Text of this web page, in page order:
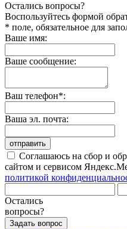
Остались вопросы?
Воспользуйтесь формой
* поле, обязательное для
Ваше имя:
Ваше сообщение:
Ваш телефон*:
Ваша эл. почта:
отправить
Соглашаюсь на сбор и
сайтом и сервисом
политикой
Остались
вопросы?
Задать вопрос